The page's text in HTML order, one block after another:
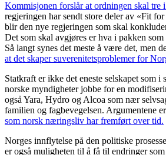
Kommisjonen forslår at ordningen skal tre
regjeringen har sendt store deler av «Fit for
blir den nye regjeringen som skal
Det som skal avgjøres er hva i pakken
Så langt synes det meste å være det, men
at det skaper suverenitetsproblemer for
Statkraft er ikke det eneste selskapet som i
norske myndigheter jobbe for en
også Yara, Hydro og Alcoa som nær
familien og fagbevegelsen. Argumentene er
som norsk næringsliv har fremført over tid.
Norges innflytelse på den politiske
er også muligheten til å få til endringer